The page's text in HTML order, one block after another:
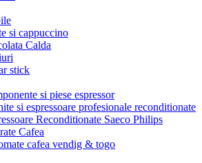
si cappuccino
Calda
stick
si piese espressor
si espressoare profesionale reconditionate
Reconditionate Saeco Philips
Cafea
cafea vendig & togo